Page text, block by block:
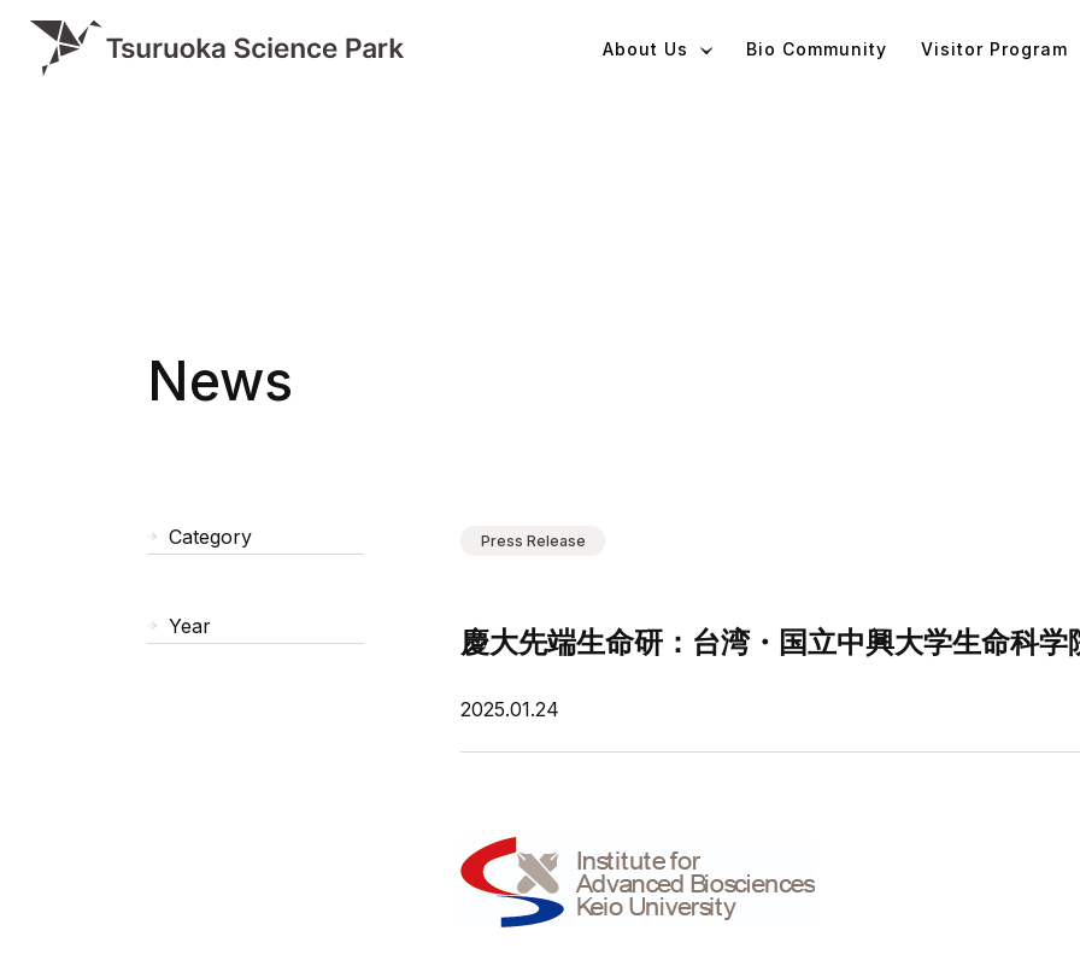
About Us Bio Community Visitor Program
News
Category
Year
Press Release
慶大先端生命研：台湾・国立中興大学生命科
2025.01.24